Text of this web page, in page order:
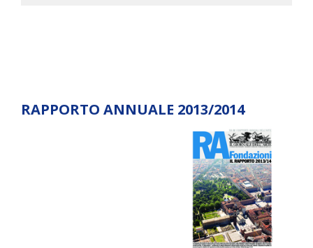
RAPPORTO ANNUALE 2013/2014